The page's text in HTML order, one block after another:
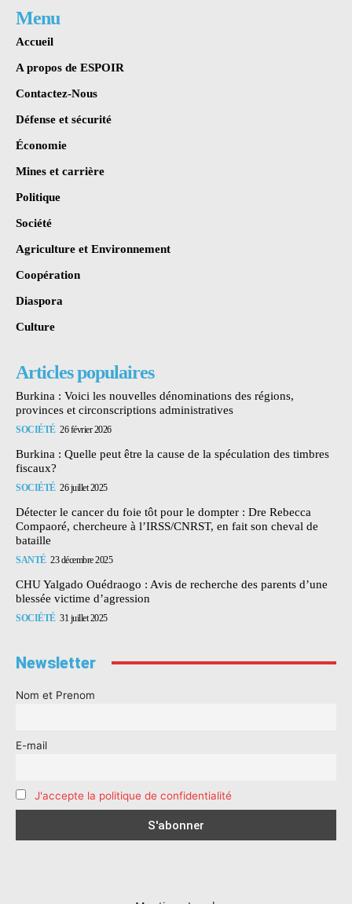
Menu
Accueil
A propos de ESPOIR
Contactez-Nous
Défense et sécurité
Économie
Mines et carrière
Politique
Société
Agriculture et Environnement
Coopération
Diaspora
Culture
Articles populaires
Burkina : Voici les nouvelles dénominations des régions,
provinces et circonscriptions administratives
SOCIÉTÉ 26 février 2026
Burkina : Quelle peut être la cause de la spéculation des timbres
fiscaux?
SOCIÉTÉ 26 juillet 2025
Détecter le cancer du foie tôt pour le dompter : Dre Rebecca
Compaoré, chercheure à l’IRSS/CNRST, en fait son cheval de
bataille
SANTÉ 23 décembre 2025
CHU Yalgado Ouédraogo : Avis de recherche des parents d’une
blessée victime d’agression
SOCIÉTÉ 31 juillet 2025
Newsletter
Nom et Prenom
E-mail
J'accepte la politique de confidentialité